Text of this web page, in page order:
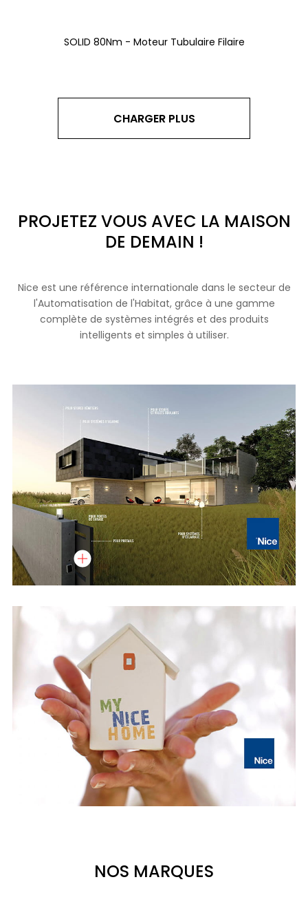
SOLID 80Nm - Moteur Tubulaire Filaire
CHARGER PLUS
PROJETEZ VOUS AVEC LA MAISON
DE DEMAIN !
Nice est une référence internationale dans le secteur de
l'Automatisation de l'Habitat, grâce à une gamme
complète de systèmes intégrés et des produits
intelligents et simples à utiliser.
NOS MARQUES